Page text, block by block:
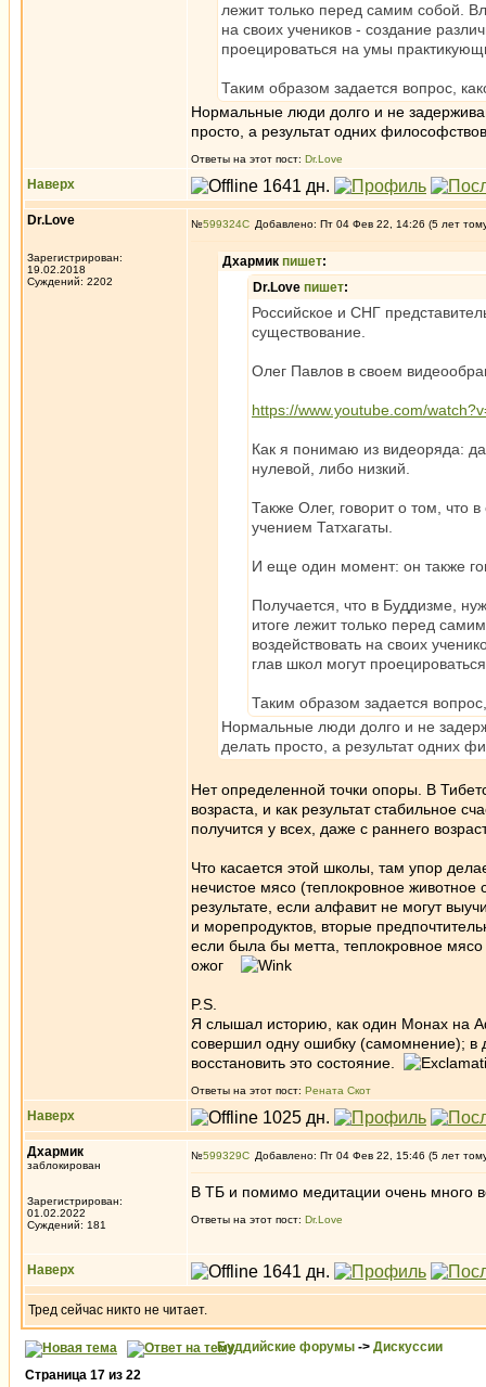
лежит только перед самим собой.
на своих учеников - создание
проецироваться на умы
Таким образом задается вопрос,
Нормальные люди долго и не
просто, а результат одних
Ответы на этот пост: Dr.Love
Наверх
Dr.Love
Зарегистрирован:
19.02.2018
Суждений: 2202
№599324 Добавлено: Пт 04 Фев 22, 14:26 (5 лет
Дхармик пишет:
Dr.Love пишет:
Российское и СНГ
существование.
Олег Павлов в своем
https://www.youtube.com/
Как я понимаю из видеоряда:
нулевой, либо низкий.
Также Олег, говорит о том, что
учением Татхагаты.
И еще один момент: он также
Получается, что в Буддизме,
итоге лежит только перед
воздействовать на своих
глав школ могут
Таким образом задается
Нормальные люди долго и не
делать просто, а результат одних
Нет определенной точки опоры. В
возраста, и как результат стабильное
получится у всех, даже с раннего
Что касается этой школы, там упор
нечистое мясо (теплокровное животное
результате, если алфавит не могут
и морепродуктов, вторые
если была бы метта, теплокровное
ожог
P.S.
Я слышал историю, как один Монах на
совершил одну ошибку (самомнение); в
восстановить это состояние.
Ответы на этот пост: Рената Скот
Наверх
Дхармик
заблокирован
Зарегистрирован:
01.02.2022
Суждений: 181
№599329 Добавлено: Пт 04 Фев 22, 15:46 (5 лет
В ТБ и помимо медитации очень много
Ответы на этот пост: Dr.Love
Наверх
Тред сейчас никто не читает.
Буддийские форумы -> Дискуссии
Страница 17 из 22